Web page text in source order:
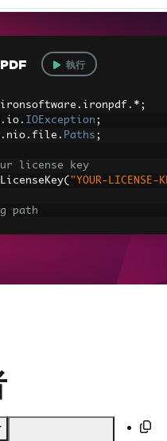
執行
ironsoftware . ironpdf .*;
. io . IOException ;
. nio . file . Paths ;
license key
( "YOUR-LICENSE-
path
HTML as a PDF. Stored
PdfDocument
IronPDF!");